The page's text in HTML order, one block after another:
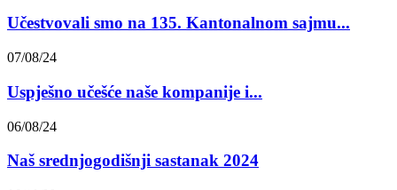
Učestvovali smo na 135. Kantonalnom sajmu...
07/08/24
Uspješno učešće naše kompanije i...
06/08/24
Naš srednjogodišnji sastanak 2024